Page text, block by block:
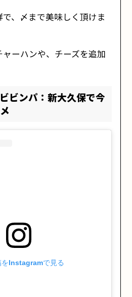
、〆まで美味しく頂けま
ーハンや、チーズを追加
ビンパ：新大久保で今
をInstagramで見る